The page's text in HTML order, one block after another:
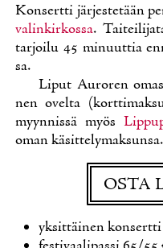
Kon­sert­ti jär­jes­te­tään
va­lin­kir­kos­sa.
tar­joi­lu 45 mi­nuut­tia
sa.
Li­put Au­ro­ren
nen ovel­ta
myyn­nis­sä myös
oman kä­sit­te­ly­mak­sun­sa.
OS­TA
yk­sit­täi­nen